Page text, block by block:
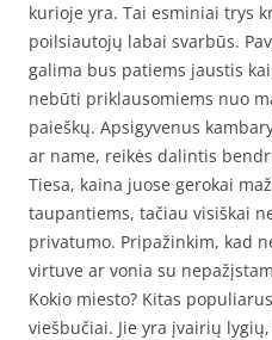
kurioje yra. Tai esminiai trys
poilsiautojų labai svarbūs.
galima bus patiems jaustis
nebūti priklausomiems nuo
paieškų. Apsigyvenus
ar name, reikės dalintis
Tiesa, kaina juose gerokai
taupantiems, tačiau visiškai
privatumo. Pripažinkim, kad
virtuve ar vonia su
Kokio miesto? Kitas
viešbučiai. Jie yra įvairių